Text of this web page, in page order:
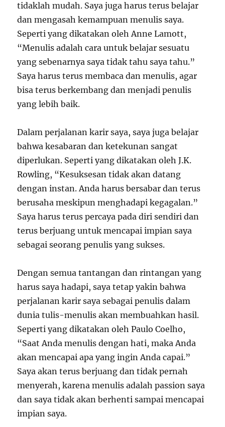
tidaklah mudah. Saya juga harus terus belajar
dan mengasah kemampuan menulis saya.
Seperti yang dikatakan oleh Anne Lamott,
“Menulis adalah cara untuk belajar sesuatu
yang sebenarnya saya tidak tahu saya tahu.”
Saya harus terus membaca dan menulis, agar
bisa terus berkembang dan menjadi penulis
yang lebih baik.
Dalam perjalanan karir saya, saya juga belajar
bahwa kesabaran dan ketekunan sangat
diperlukan. Seperti yang dikatakan oleh J.K.
Rowling, “Kesuksesan tidak akan datang
dengan instan. Anda harus bersabar dan terus
berusaha meskipun menghadapi kegagalan.”
Saya harus terus percaya pada diri sendiri dan
terus berjuang untuk mencapai impian saya
sebagai seorang penulis yang sukses.
Dengan semua tantangan dan rintangan yang
harus saya hadapi, saya tetap yakin bahwa
perjalanan karir saya sebagai penulis dalam
dunia tulis-menulis akan membuahkan hasil.
Seperti yang dikatakan oleh Paulo Coelho,
“Saat Anda menulis dengan hati, maka Anda
akan mencapai apa yang ingin Anda capai.”
Saya akan terus berjuang dan tidak pernah
menyerah, karena menulis adalah passion saya
dan saya tidak akan berhenti sampai mencapai
impian saya.